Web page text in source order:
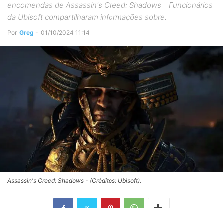
encomendas de Assassin's Creed: Shadows - Funcionários
da Ubisoft compartilharam informações sobre.
Por Greg - 01/10/2024 11:14
Assassin's Creed: Shadows - (Créditos: Ubisoft).